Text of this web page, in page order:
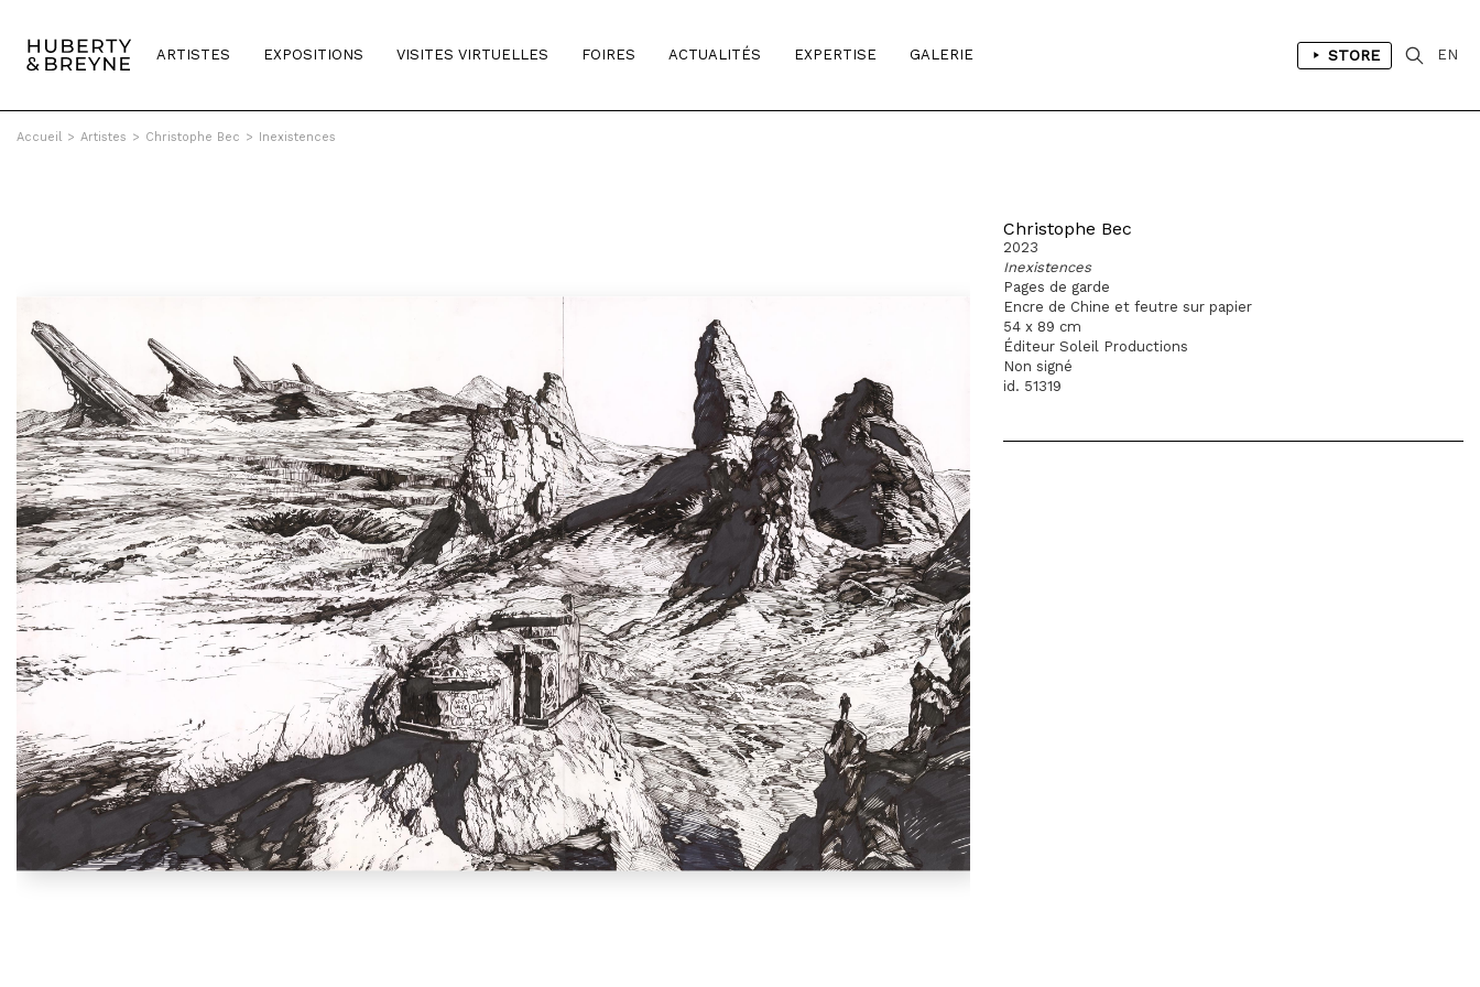
ARTISTES EXPOSITIONS VISITES VIRTUELLES FOIRES ACTUALITÉS EXPERTISE GALERIE STORE EN
Accueil > Artistes > Christophe Bec > Inexistences
Christophe Bec
2023
Inexistences
Pages de garde
Encre de Chine et feutre sur papier
54 x 89 cm
Éditeur Soleil Productions
Non signé
id. 51319